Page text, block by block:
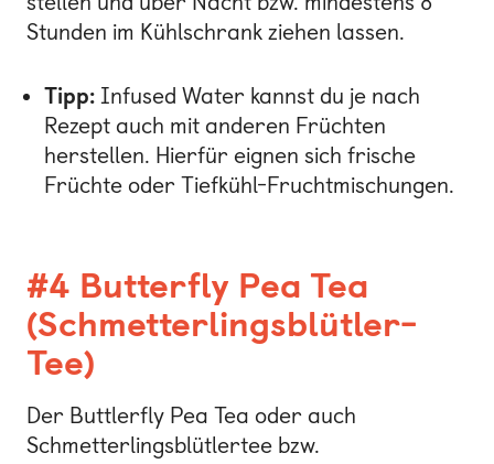
Stunden im Kühlschrank ziehen lassen.
Tipp: Infused Water kannst du je nach
Rezept auch mit anderen Früchten
herstellen. Hierfür eignen sich frische
Früchte oder Tiefkühl-Fruchtmischungen.
#4 Butterfly Pea Tea
(Schmetterlingsblütler-
Tee)
Der Buttlerfly Pea Tea oder auch
Schmetterlingsblütlertee bzw.